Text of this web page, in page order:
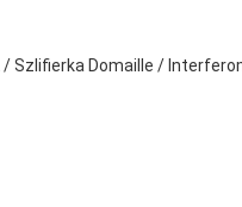
Szlifierka Domaille /